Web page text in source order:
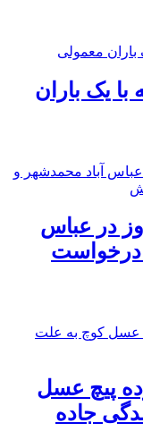
یک باران
در عباس
درخواست
پیچ عسل
جاده